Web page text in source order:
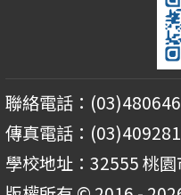
聯絡電話：
傳真電話：
學校地址：32555 桃